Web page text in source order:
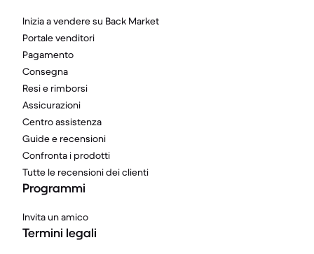
Inizia a vendere su Back Market
Portale venditori
Pagamento
Consegna
Resi e rimborsi
Assicurazioni
Centro assistenza
Guide e recensioni
Confronta i prodotti
Tutte le recensioni dei clienti
Programmi
Invita un amico
Termini legali